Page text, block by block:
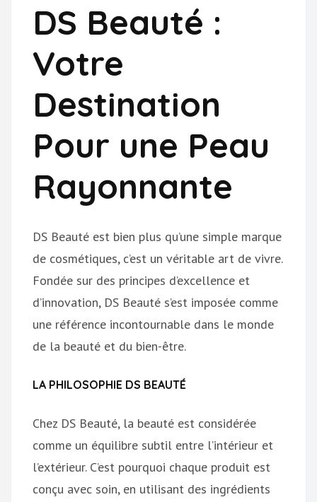
DS Beauté :
Votre
Destination
Pour une Peau
Rayonnante
DS Beauté est bien plus qu’une simple marque
de cosmétiques, c’est un véritable art de vivre.
Fondée sur des principes d’excellence et
d’innovation, DS Beauté s’est imposée comme
une référence incontournable dans le monde
de la beauté et du bien-être.
LA PHILOSOPHIE DS BEAUTÉ
Chez DS Beauté, la beauté est considérée
comme un équilibre subtil entre l’intérieur et
l’extérieur. C’est pourquoi chaque produit est
conçu avec soin, en utilisant des ingrédients